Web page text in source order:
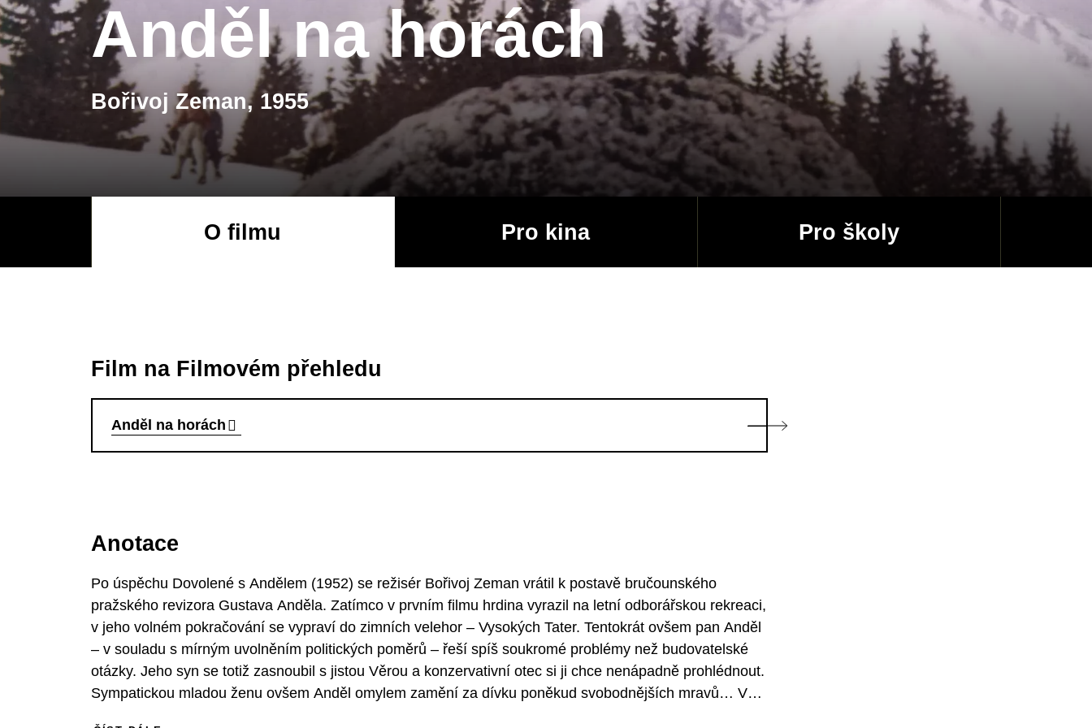
Anděl na horách
Bořivoj Zeman, 1955
O filmu Pro kina Pro školy
Film na Filmovém přehledu
Anděl na horách
Anotace
Po úspěchu Dovolené s Andělem (1952) se režisér Bořivoj Zeman vrátil k postavě bručounského
pražského revizora Gustava Anděla. Zatímco v prvním filmu hrdina vyrazil na letní odborářskou rekreaci,
v jeho volném pokračování se vypraví do zimních velehor – Vysokých Tater. Tentokrát ovšem pan Anděl
– v souladu s mírným uvolněním politických poměrů – řeší spíš soukromé problémy než budovatelské
otázky. Jeho syn se totiž zasnoubil s jistou Věrou a konzervativní otec si ji chce nenápadně prohlédnout.
Sympatickou mladou ženu ovšem Anděl omylem zamění za dívku poněkud svobodnějších mravů… V